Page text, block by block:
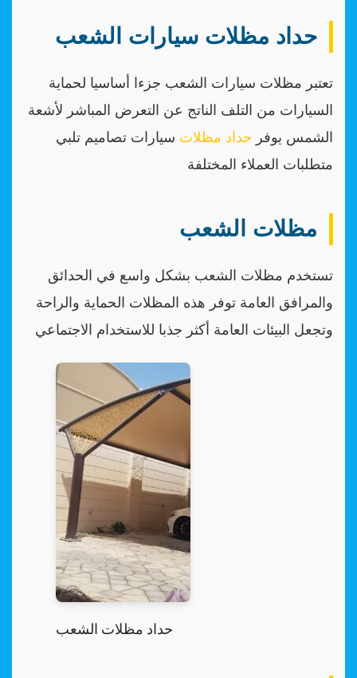
حداد مظلات سيارات الشعب
تعتبر مظلات سيارات الشعب جزءا أساسيا لحماية
السيارات من التلف الناتج عن التعرض المباشر لأشعة
الشمس يوفر حداد مظلات سيارات تصاميم تلبي
متطلبات العملاء المختلفة
مظلات الشعب
تستخدم مظلات الشعب بشكل واسع في الحدائق
والمرافق العامة توفر هذه المظلات الحماية والراحة
وتجعل البيئات العامة أكثر جذبا للاستخدام الاجتماعي
حداد مظلات الشعب